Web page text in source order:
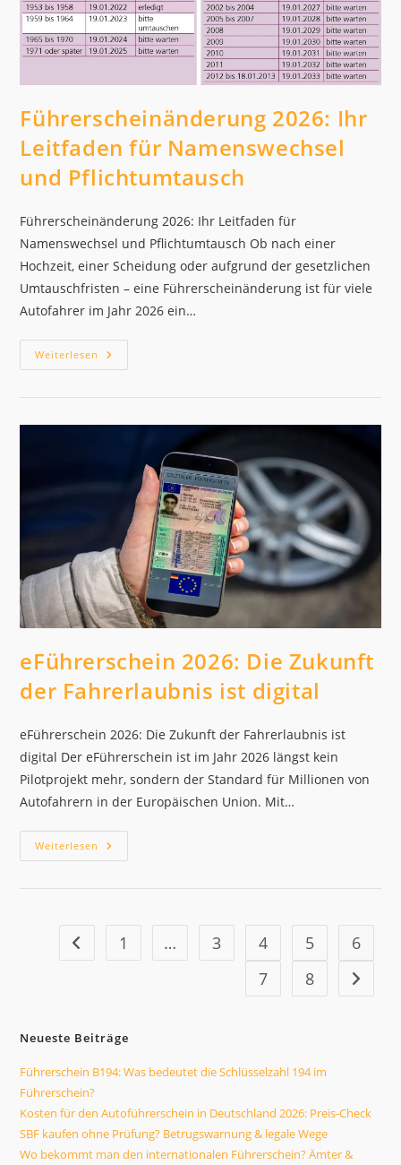
Führerscheinänderung 2026: Ihr
Leitfaden für Namenswechsel
und Pflichtumtausch
Führerscheinänderung 2026: Ihr Leitfaden für
Namenswechsel und Pflichtumtausch Ob nach einer
Hochzeit, einer Scheidung oder aufgrund der gesetzlichen
Umtauschfristen – eine Führerscheinänderung ist für viele
Autofahrer im Jahr 2026 ein…
Weiterlesen Führerscheinänderung
2026:
Und
Pflichtumtausch
eFührerschein 2026: Die Zukunft
der Fahrerlaubnis ist digital
eFührerschein 2026: Die Zukunft der Fahrerlaubnis ist
digital Der eFührerschein ist im Jahr 2026 längst kein
Pilotprojekt mehr, sondern der Standard für Millionen von
Autofahrern in der Europäischen Union. Mit…
Weiterlesen EFührerschein
2026:
Zur vorherigen Seite
1 … 3 4 5
6
7
8 Zur
Neueste Beiträge
Führerschein B194: Was bedeutet die Schlüsselzahl 194 im
Führerschein?
Kosten für den Autoführerschein in Deutschland 2026: Preis-Check
SBF kaufen ohne Prüfung? Betrugswarnung & legale Wege
Wo bekommt man den internationalen Führerschein? Ämter &